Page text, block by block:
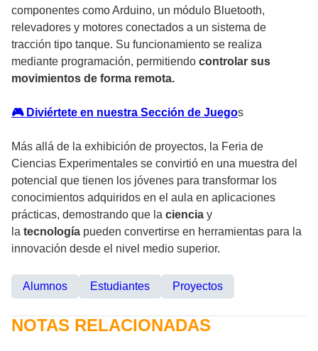
componentes como Arduino, un módulo Bluetooth,
relevadores y motores conectados a un sistema de
tracción tipo tanque. Su funcionamiento se realiza
mediante programación, permitiendo controlar sus
movimientos de forma remota.
🎮 Diviértete en nuestra Sección de Juegos
Más allá de la exhibición de proyectos, la Feria de
Ciencias Experimentales se convirtió en una muestra del
potencial que tienen los jóvenes para transformar los
conocimientos adquiridos en el aula en aplicaciones
prácticas, demostrando que la ciencia y
la tecnología pueden convertirse en herramientas para la
innovación desde el nivel medio superior.
Alumnos Estudiantes Proyectos
NOTAS RELACIONADAS